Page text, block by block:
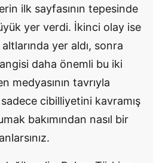
ilk sayfasının tepesinde
yer verdi. İkinci olay ise
yer aldı, sonra
daha önemli bu iki
medyasının tavrıyla
sadece cibilliyetini kavramış
bakımından nasıl bir